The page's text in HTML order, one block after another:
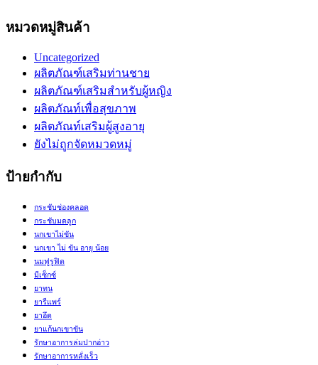
หมวดหมู่สินค้า
Uncategorized
ผลิตภัณฑ์เสริมท่านชาย
ผลิตภัณฑ์เสริมสำหรับผู้หญิง
ผลิตภัณท์เพื่อสุขภาพ
ผลิตภัณท์เสริมผู้สูงอายุ
ยังไม่ถูกจัดหมวดหมู่
ป้ายกำกับ
กระชับช่องคลอด
กระชับมดลูก
นกเขาไม่ขัน
นกเขา ไม่ ขัน อายุ น้อย
นมฟูรูฟิต
มีเซ็กซ์
ยาทน
ยารีแพร์
ยาอึด
ยาแก้นกเขาขัน
รักษาอาการล่มปากอ่าว
รักษาอาการหลั่งเร็ว